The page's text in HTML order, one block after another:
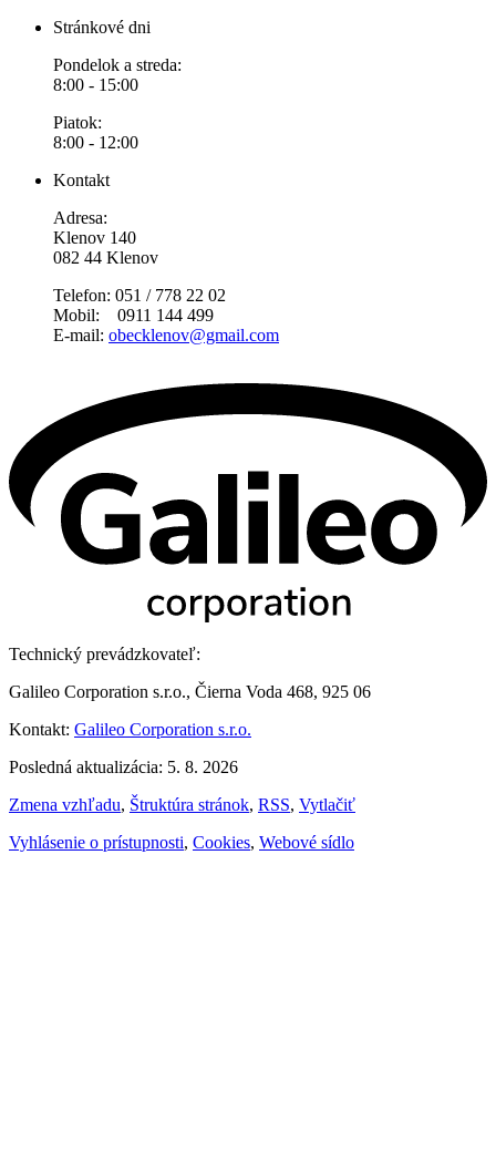
Stránkové dni
Pondelok a streda:
8:00 - 15:00
Piatok:
8:00 - 12:00
Kontakt
Adresa:
Klenov 140
082 44 Klenov
Telefon: 051 / 778 22 02
Mobil: 0911 144 499
E-mail: obecklenov@gmail.com
Technický prevádzkovateľ:
Galileo Corporation s.r.o., Čierna Voda 468, 925 06
Kontakt: Galileo Corporation s.r.o.
Posledná aktualizácia: 5. 8. 2026
Zmena vzhľadu, Štruktúra stránok, RSS, Vytlačiť
Vyhlásenie o prístupnosti, Cookies, Webové sídlo